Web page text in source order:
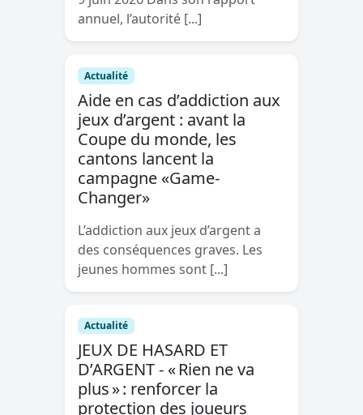
annuel, l’autorité [...]
Actualité
Aide en cas d’addiction aux
jeux d’argent : avant la
Coupe du monde, les
cantons lancent la
campagne «Game-
Changer»
L’addiction aux jeux d’argent a
des conséquences graves. Les
jeunes hommes sont [...]
Actualité
JEUX DE HASARD ET
D’ARGENT - « Rien ne va
plus » : renforcer la
protection des joueurs